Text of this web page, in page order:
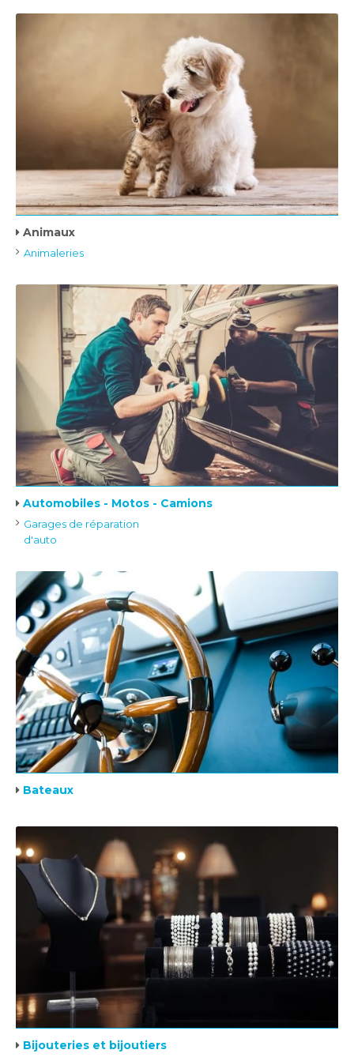
Animaux
Animaleries
Automobiles - Motos - Camions
Garages de réparation
d'auto
Bateaux
Bijouteries et bijoutiers